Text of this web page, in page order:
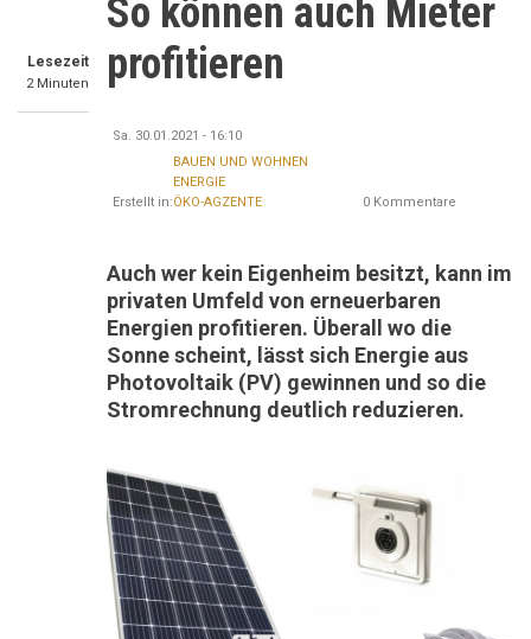
Lesezeit
2 Minuten
So können auch Mieter
profitieren
Sa. 30.01.2021 - 16:10
Erstellt in:
BAUEN UND WOHNEN
ENERGIE
ÖKO-AGZENTE
0 Kommentare
Auch wer kein Eigenheim besitzt, kann im
privaten Umfeld von erneuerbaren
Energien profitieren. Überall wo die
Sonne scheint, lässt sich Energie aus
Photovoltaik (PV) gewinnen und so die
Stromrechnung deutlich reduzieren.